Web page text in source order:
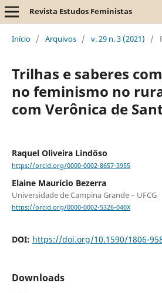
Revista Estudos Feministas
Início / Arquivos / v. 29 n. 3 (2021) /
Trilhas e saberes
no feminismo no
com Verônica de
Raquel Oliveira Lindôso
https://orcid.org/0000-0002-8657-3955
Elaine Maurício Bezerra
Universidade de Campina Grande – UFCG
https://orcid.org/0000-0002-5326-040X
DOI: https://doi.org/10.1590/1806-
Downloads